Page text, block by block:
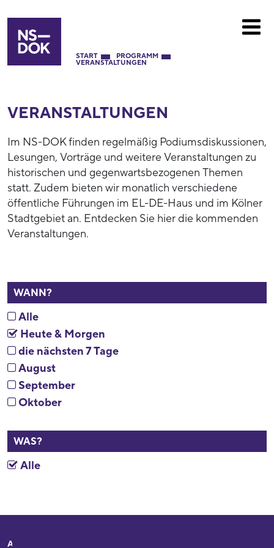
START PROGRAMM
VERANSTALTUNGEN
VERANSTALTUNGEN
Im NS-DOK finden regelmäßig Podiumsdiskussionen,
Lesungen, Vorträge und weitere Veranstaltungen zu
historischen und gegenwartsbezogenen Themen
statt. Zudem bieten wir monatlich verschiedene
öffentliche Führungen im EL-DE-Haus und im Kölner
Stadtgebiet an. Entdecken Sie hier die kommenden
Veranstaltungen.
WANN?
Alle
Heute & Morgen
die nächsten 7 Tage
August
September
Oktober
WAS?
Alle
Adresse